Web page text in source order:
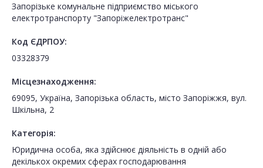
Запорізьке комунальне підприємство міського
електротранспорту "Запоріжелектротранс"
Код ЄДРПОУ:
03328379
Місцезнаходження:
69095, Україна, Запорізька область, місто Запоріжжя, вул.
Шкільна, 2
Категорія:
Юридична особа, яка здійснює діяльність в одній або
декількох окремих сферах господарювання